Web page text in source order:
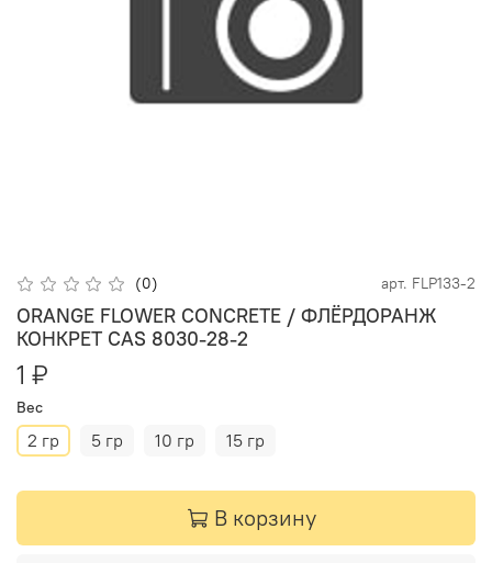
(0) арт. FLP133-2
ORANGE FLOWER CONCRETE / ФЛЁРДОРАНЖ
КОНКРЕТ CAS 8030-28-2
1 ₽
Вес
2 гр 5 гр 10 гр 15 гр
В корзину